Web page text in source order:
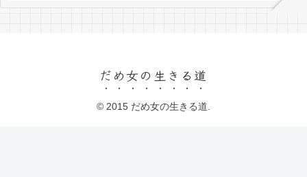
だめ女の生きる道
© 2015 だめ女の生きる道.